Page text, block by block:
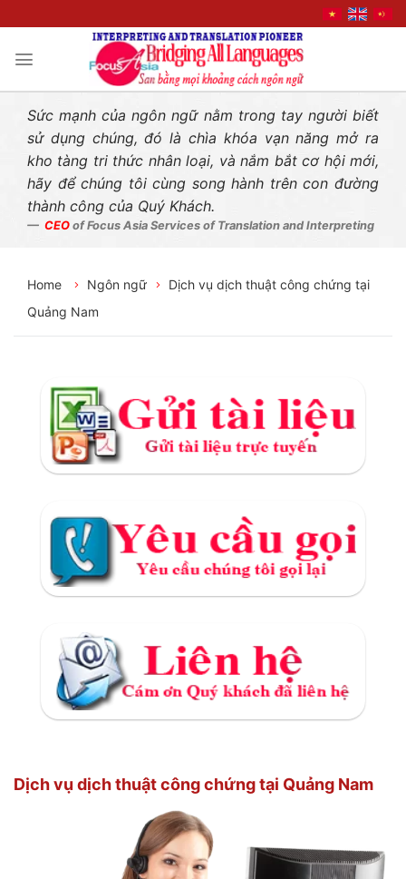
Sức mạnh của ngôn ngữ nằm trong tay người biết
sử dụng chúng, đó là chìa khóa vạn năng mở ra
kho tàng tri thức nhân loại, và nắm bắt cơ hội mới,
hãy để chúng tôi cùng song hành trên con đường
thành công của Quý Khách.
CEO of Focus Asia Services of Translation and Interpreting
Home Ngôn ngữ
Dịch vụ dịch thuật công chứng tại
Quảng Nam
Dịch vụ dịch thuật công chứng tại Quảng Nam